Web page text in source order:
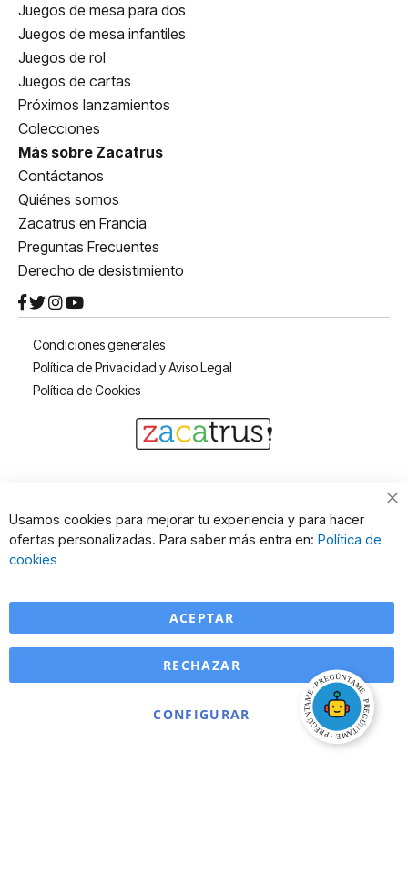
Juegos de mesa para dos
Juegos de mesa infantiles
Juegos de rol
Juegos de cartas
Próximos lanzamientos
Colecciones
Más sobre Zacatrus
Contáctanos
Quiénes somos
Zacatrus en Francia
Preguntas Frecuentes
Derecho de desistimiento
Condiciones generales
Política de Privacidad y Aviso Legal
Política de Cookies
Usamos cookies para mejorar tu experiencia y para hacer
ofertas personalizadas. Para saber más entra en: Política de
cookies
ACEPTAR
CONFIGURAR
RECHAZAR